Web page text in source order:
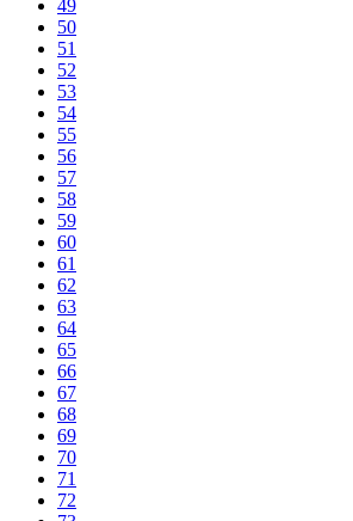
49
50
51
52
53
54
55
56
57
58
59
60
61
62
63
64
65
66
67
68
69
70
71
72